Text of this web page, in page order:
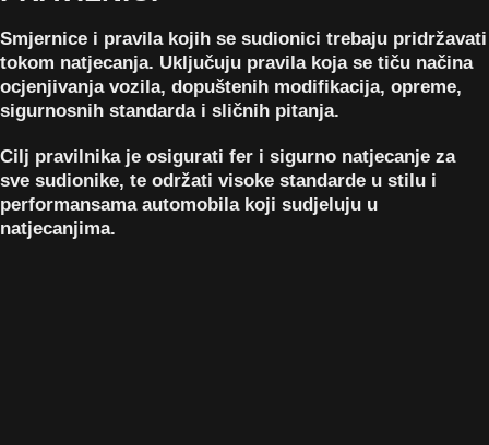
Smjernice i pravila kojih se sudionici trebaju pridržavati
tokom natjecanja. Uključuju pravila koja se tiču načina
ocjenjivanja vozila, dopuštenih modifikacija, opreme,
sigurnosnih standarda i sličnih pitanja.
Cilj pravilnika je osigurati fer i sigurno natjecanje za
sve sudionike, te održati visoke standarde u stilu i
performansama automobila koji sudjeluju u
natjecanjima.